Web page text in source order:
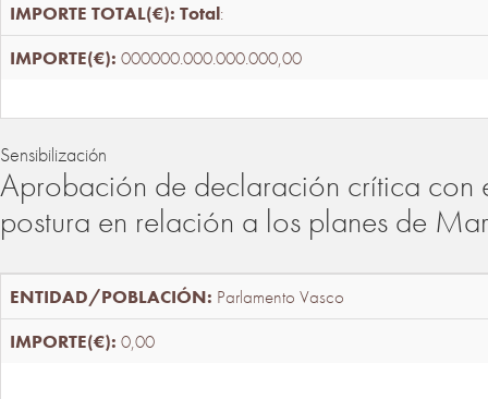
Total:
000000.000.000.000,00
Sensibilización
Aprobación de declaración crítica con
postura en relación a los planes de
Parlamento Vasco
0,00